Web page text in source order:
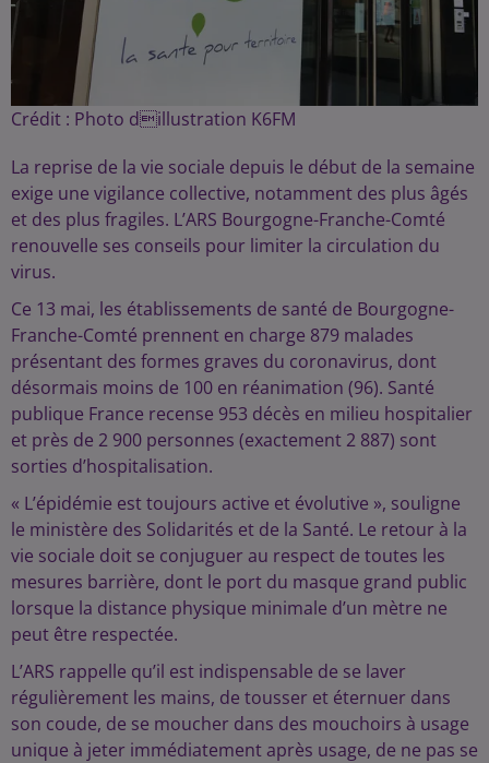
Crédit : Photo dillustration K6FM
La reprise de la vie sociale depuis le début de la semaine
exige une vigilance collective, notamment des plus âgés
et des plus fragiles. L’ARS Bourgogne-Franche-Comté
renouvelle ses conseils pour limiter la circulation du
virus.
Ce 13 mai, les établissements de santé de Bourgogne-
Franche-Comté prennent en charge 879 malades
présentant des formes graves du coronavirus, dont
désormais moins de 100 en réanimation (96). Santé
publique France recense 953 décès en milieu hospitalier
et près de 2 900 personnes (exactement 2 887) sont
sorties d’hospitalisation.
« L’épidémie est toujours active et évolutive », souligne
le ministère des Solidarités et de la Santé. Le retour à la
vie sociale doit se conjuguer au respect de toutes les
mesures barrière, dont le port du masque grand public
lorsque la distance physique minimale d’un mètre ne
peut être respectée.
L’ARS rappelle qu’il est indispensable de se laver
régulièrement les mains, de tousser et éternuer dans
son coude, de se moucher dans des mouchoirs à usage
unique à jeter immédiatement après usage, de ne pas se